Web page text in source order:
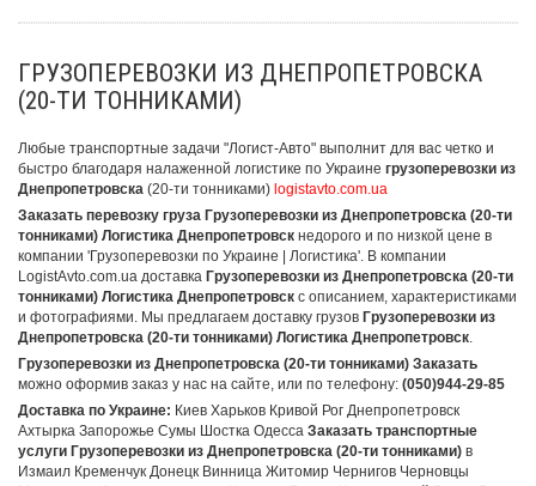
ГРУЗОПЕРЕВОЗКИ ИЗ ДНЕПРОПЕТРОВСКА
(20-ТИ ТОННИКАМИ)
Любые транспортные задачи "Логист-Авто" выполнит для вас четко и
быстро благодаря налаженной логистике по Украине грузоперевозки из
Днепропетровска (20-ти тонниками) logistavto.com.ua
Заказать перевозку груза Грузоперевозки из Днепропетровска (20-ти
тонниками) Логистика Днепропетровск недорого и по низкой цене в
компании 'Грузоперевозки по Украине | Логистика'. В компании
LogistAvto.com.ua доставка Грузоперевозки из Днепропетровска (20-ти
тонниками) Логистика Днепропетровск с описанием, характеристиками
и фотографиями. Мы предлагаем доставку грузов Грузоперевозки из
Днепропетровска (20-ти тонниками) Логистика Днепропетровск
Грузоперевозки из Днепропетровска (20-ти тонниками) Заказать
можно оформив заказ у нас на сайте, или по телефону: (050)944-29-85
Доставка по Украине: Киев Харьков Кривой Рог Днепропетровск
Ахтырка Запорожье Сумы Шостка Одесса Заказать транспортные
услуги Грузоперевозки из Днепропетровска (20-ти тонниками) в
Измаил Кременчук Донецк Винница Житомир Чернигов Черновцы